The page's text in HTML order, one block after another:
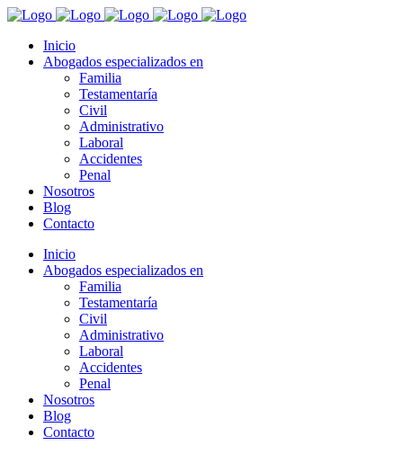
Inicio
Abogados especializados en
Familia
Testamentaría
Civil
Administrativo
Laboral
Accidentes
Penal
Nosotros
Blog
Contacto
Inicio
Abogados especializados en
Familia
Testamentaría
Civil
Administrativo
Laboral
Accidentes
Penal
Nosotros
Blog
Contacto